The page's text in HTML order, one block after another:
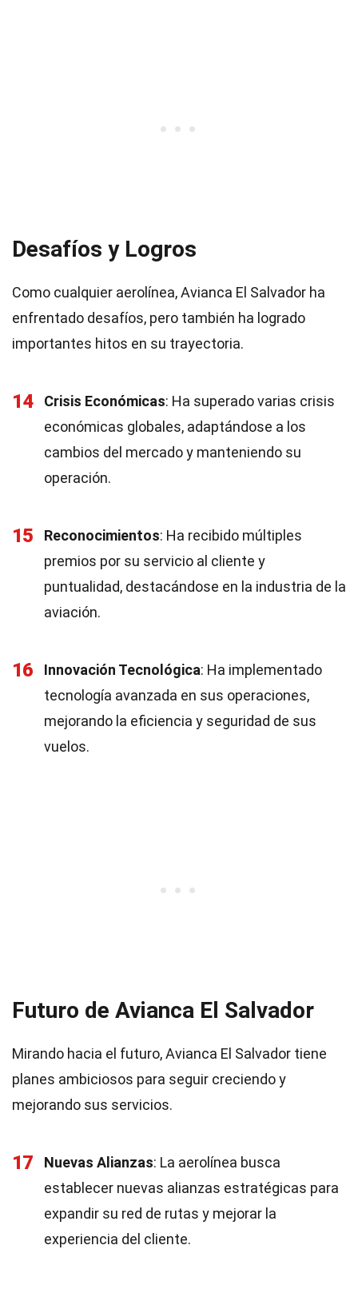
Desafíos y Logros
Como cualquier aerolínea, Avianca El Salvador ha
enfrentado desafíos, pero también ha logrado
importantes hitos en su trayectoria.
14 Crisis Económicas: Ha superado varias crisis
económicas globales, adaptándose a los
cambios del mercado y manteniendo su
operación.
15 Reconocimientos: Ha recibido múltiples
premios por su servicio al cliente y
puntualidad, destacándose en la industria de la
aviación.
16 Innovación Tecnológica: Ha implementado
tecnología avanzada en sus operaciones,
mejorando la eficiencia y seguridad de sus
vuelos.
Futuro de Avianca El Salvador
Mirando hacia el futuro, Avianca El Salvador tiene
planes ambiciosos para seguir creciendo y
mejorando sus servicios.
17 Nuevas Alianzas: La aerolínea busca
establecer nuevas alianzas estratégicas para
expandir su red de rutas y mejorar la
experiencia del cliente.